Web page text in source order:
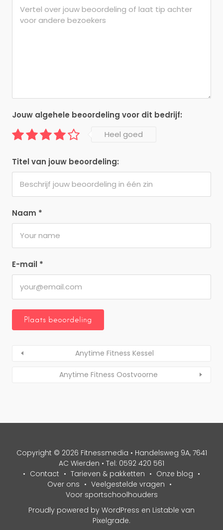
Naam *
E-mail *
Jouw algehele beoordeling voor dit bedrijf:
Heel goed
Titel van jouw beoordeling:
Anytime Fitness Kessel
Anytime Fitness Oostvoorne
Copyright © 2026 Fitnessmedia • Handelsweg 9A, 7641
AC Wierden • Tel: 0592 420 561
Contact
Tarieven & pakketten
Onze blog
Over ons
Veelgestelde vragen
Voor sportschoolhouders
Proudly powered by WordPress en Listable van
Pixelgrade.